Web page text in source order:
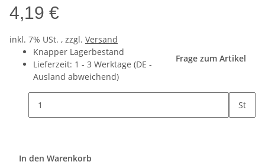
4,19 €
inkl. 7% USt. , zzgl. Versand
Knapper Lagerbestand
Lieferzeit: 1 - 3 Werktage (DE -
Ausland abweichend)
Frage zum Artikel
St
In den Warenkorb